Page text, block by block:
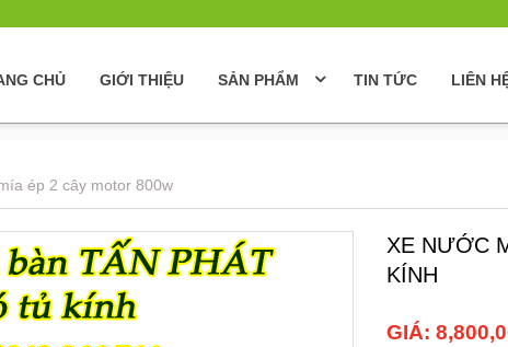
CHỦ GIỚI THIỆU SẢN PHẨM TIN TỨC LIÊN
ép 2 cây motor 800w
XE NƯỚC
KÍNH
GIÁ: